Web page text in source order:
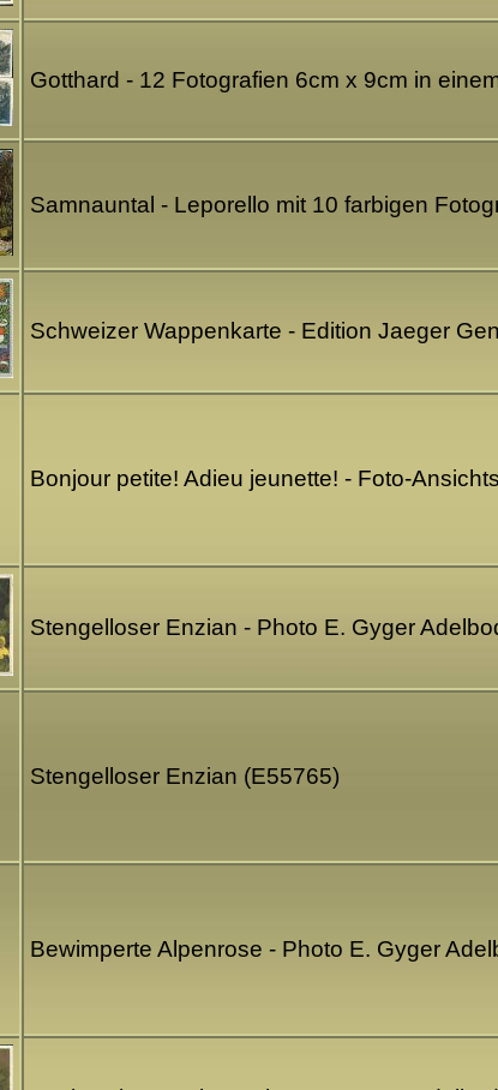
Gotthard - 12 Fotografien 6cm x 9cm in
Samnauntal - Leporello mit 10 farbigen
Schweizer Wappenkarte - Edition Jaeger
Bonjour petite! Adieu jeunette! - Foto-
Stengelloser Enzian - Photo E. Gyger
Stengelloser Enzian (E55765)
Bewimperte Alpenrose - Photo E. Gyger